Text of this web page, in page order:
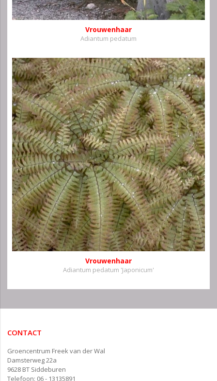
Vrouwenhaar
Adiantum pedatum
Vrouwenhaar
Adiantum pedatum 'Japonicum'
CONTACT
Groencentrum Freek van der Wal
Damsterweg 22a
9628 BT Siddeburen
Telefoon: 06 - 13135891